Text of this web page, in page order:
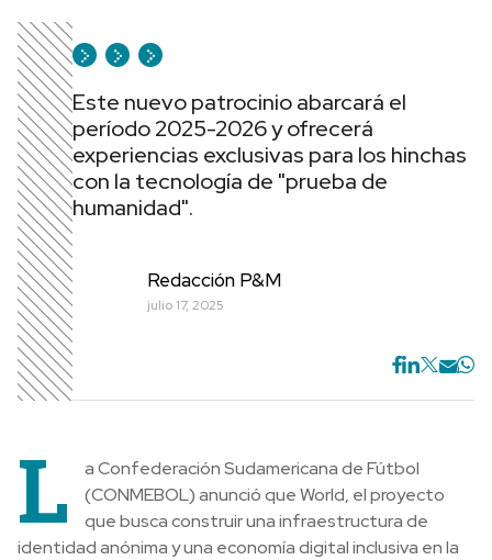
Este nuevo patrocinio abarcará el
período 2025-2026 y ofrecerá
experiencias exclusivas para los hinchas
con la tecnología de "prueba de
humanidad".
Redacción P&M
julio 17, 2025
L
a Confederación Sudamericana de Fútbol
(CONMEBOL) anunció que World, el proyecto
que busca construir una infraestructura de
identidad anónima y una economía digital inclusiva en la